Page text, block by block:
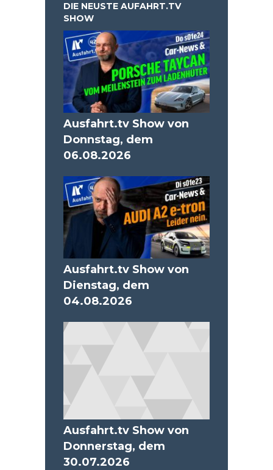
DIE NEUSTE AUFAHRT.TV
SHOW
Ausfahrt.tv Show von
Donnstag, dem
06.08.2026
Ausfahrt.tv Show von
Dienstag, dem
04.08.2026
Ausfahrt.tv Show von
Donnerstag, dem
30.07.2026